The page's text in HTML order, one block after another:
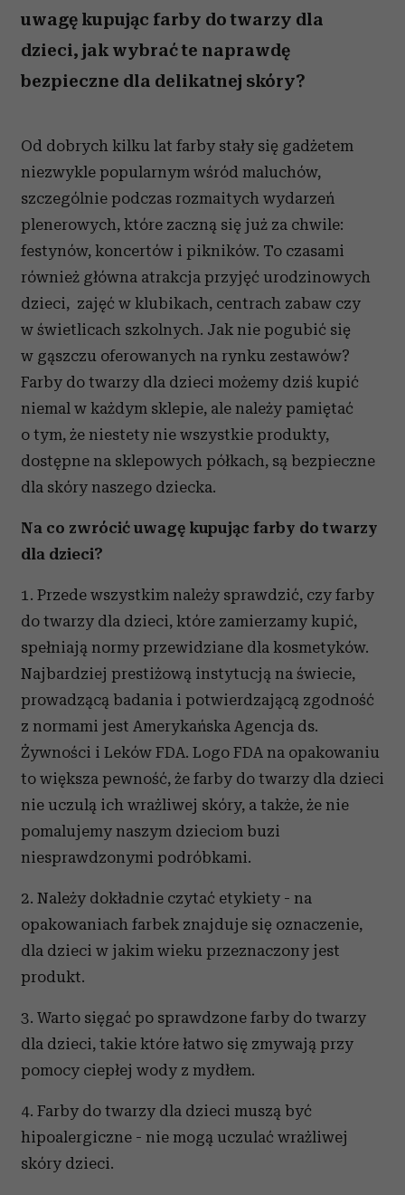
uwagę kupując farby do twarzy dla
dzieci, jak wybrać te naprawdę
bezpieczne dla delikatnej skóry?
Od dobrych kilku lat farby stały się gadżetem
niezwykle popularnym wśród maluchów,
szczególnie podczas rozmaitych wydarzeń
plenerowych, które zaczną się już za chwile:
festynów, koncertów i pikników. To czasami
również główna atrakcja przyjęć urodzinowych
dzieci, zajęć w klubikach, centrach zabaw czy
w świetlicach szkolnych. Jak nie pogubić się
w gąszczu oferowanych na rynku zestawów?
Farby do twarzy dla dzieci możemy dziś kupić
niemal w każdym sklepie, ale należy pamiętać
o tym, że niestety nie wszystkie produkty,
dostępne na sklepowych półkach, są bezpieczne
dla skóry naszego dziecka.
Na co zwrócić uwagę kupując farby do twarzy
dla dzieci?
1. Przede wszystkim należy sprawdzić, czy farby
do twarzy dla dzieci, które zamierzamy kupić,
spełniają normy przewidziane dla kosmetyków.
Najbardziej prestiżową instytucją na świecie,
prowadzącą badania i potwierdzającą zgodność
z normami jest Amerykańska Agencja ds.
Żywności i Leków FDA. Logo FDA na opakowaniu
to większa pewność, że farby do twarzy dla dzieci
nie uczulą ich wrażliwej skóry, a także, że nie
pomalujemy naszym dzieciom buzi
niesprawdzonymi podróbkami.
2. Należy dokładnie czytać etykiety - na
opakowaniach farbek znajduje się oznaczenie,
dla dzieci w jakim wieku przeznaczony jest
produkt.
3. Warto sięgać po sprawdzone farby do twarzy
dla dzieci, takie które łatwo się zmywają przy
pomocy ciepłej wody z mydłem.
4. Farby do twarzy dla dzieci muszą być
hipoalergiczne - nie mogą uczulać wrażliwej
skóry dzieci.